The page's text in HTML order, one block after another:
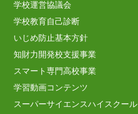
学校運営協議会
学校教育自己診断
いじめ防止基本方針
知財力開発校支援事業
スマート専門高校事業
学習動画コンテンツ
スーパーサイエンスハイスクール